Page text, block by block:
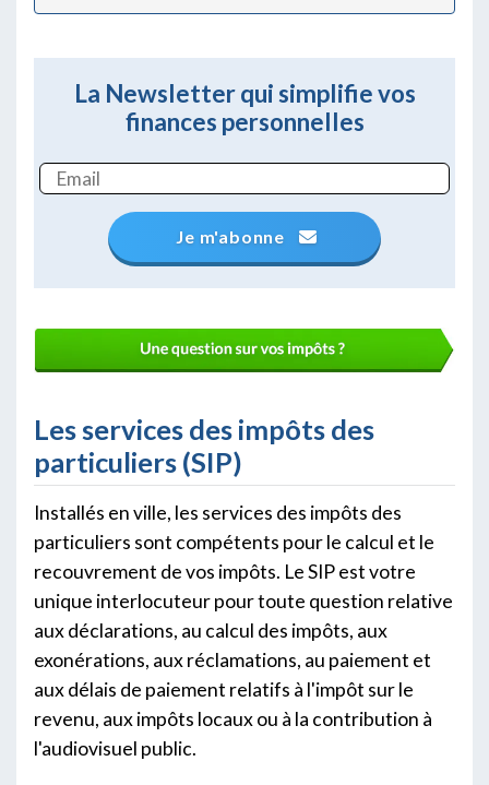
La Newsletter qui simplifie vos
finances personnelles
Je m'abonne
Les services des impôts des
particuliers (SIP)
Installés en ville, les services des impôts des
particuliers sont compétents pour le calcul et le
recouvrement de vos impôts. Le SIP est votre
unique interlocuteur pour toute question relative
aux déclarations, au calcul des impôts, aux
exonérations, aux réclamations, au paiement et
aux délais de paiement relatifs à l'impôt sur le
revenu, aux impôts locaux ou à la contribution à
l'audiovisuel public.